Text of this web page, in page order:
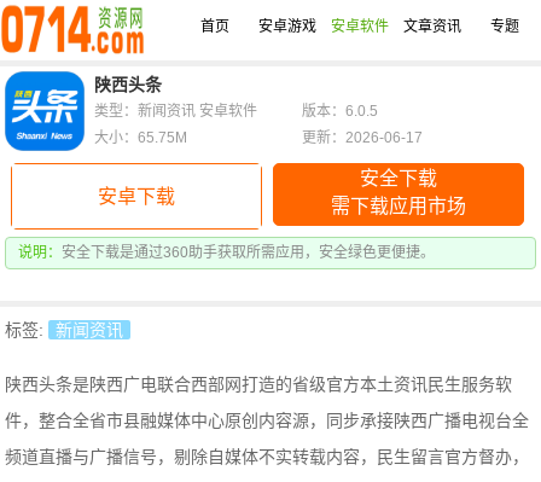
首页 安卓游戏 安卓软件 文章资讯 专题
陕西头条
安卓下载
安全下载
需下载应用市场
说明： 安全下载是通过360助手获取所需应用，安全绿色更便捷。
类型：新闻资讯 安卓软件
版本：6.0.5
大小：65.75M
更新：2026-06-17
标签: 新闻资讯
陕西头条是陕西广电联合西部网打造的省级官方本土资讯民生服务软
件，整合全省市县融媒体中心原创内容源，同步承接陕西广播电视台全
频道直播与广播信号，剔除自媒体不实转载内容， 民生留言官方督办，